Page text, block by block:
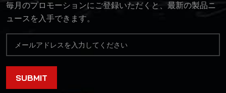
毎月のプロモーションにご登録いただくと、最新の製品ニ
ュースを入手できます。